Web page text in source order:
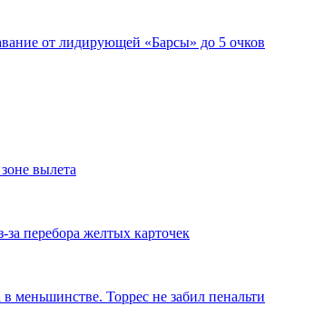
от лидирующей «Барсы» до 5 очков
вылета
перебора желтых карточек
меньшинстве. Торрес не забил пенальти